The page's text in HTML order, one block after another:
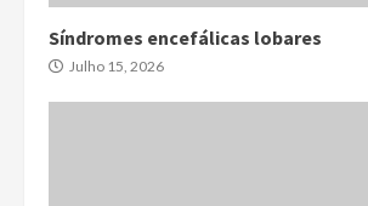
Síndromes encefálicas lobares
Julho 15, 2026